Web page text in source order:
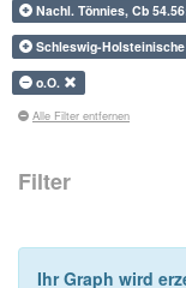
Nachl. Tönnies, Cb
Schleswig-
o.O.
Alle Filter entfernen
Filter
Ihr Graph wird